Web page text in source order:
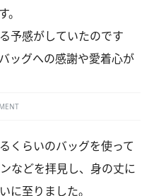
予感がしていたのです
ッグへの感謝や愛着心が
くらいのバッグを使って
などを拝見し、身の丈に
に至りました。